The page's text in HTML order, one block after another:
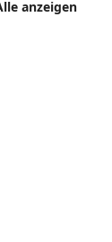
anzeigen